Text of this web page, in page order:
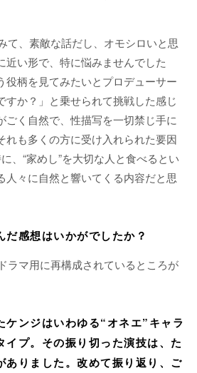
て、素敵な話だし、オモシロいと思
近い形で、特に悩みませんでした
役柄を見てみたいとプロデューサー
すか？」と乗せられて挑戦した感じ
ごく自然で、性描写を一切禁じ手に
れも多くの方に受け入れられた要因
、“家めし”を大切な人と食べるとい
人々に自然と響いてくる内容だと思
感想はいかがでしたか？
ラマ用に再構成されているところが
ンジはいわゆる“オネエ”キャラ
イプ。その振り切った演技は、た
ありました。改めて振り返り、ご